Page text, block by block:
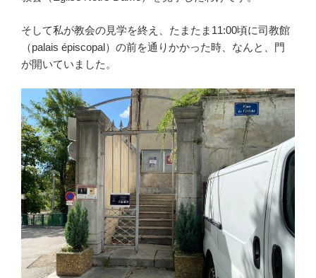
そして私が教会の見学を終え、たまたま11:00頃に司教館
（palais épiscopal）の前を通りかかった時、なんと、門
が開いていました。